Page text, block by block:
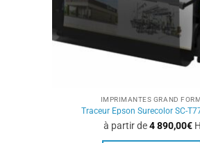
page
du
produit
IMPRIMANTES GRAND
Traceur Epson Surecolor SC-
à partir de4 890,00€